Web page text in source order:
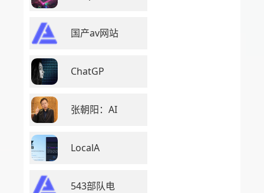
国产av网站
ChatGP
张朝阳：AI
LocalA
543部队电